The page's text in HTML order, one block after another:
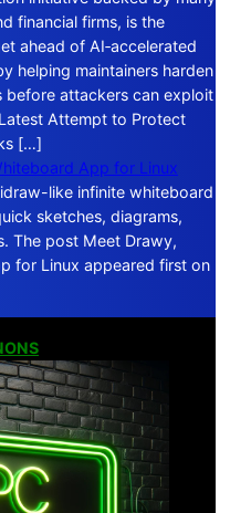
financial firms, is the
ahead of AI‑accelerated
helping maintainers harden
attackers can exploit
Attempt to Protect
[…]
App for Linux
like infinite whiteboard
sketches, diagrams,
The post Meet Drawy,
for Linux appeared first on